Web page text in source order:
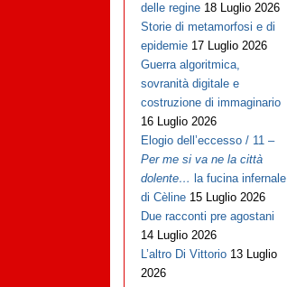
delle regine 18 Luglio 2026
Storie di metamorfosi e di
epidemie 17 Luglio 2026
Guerra algoritmica,
sovranità digitale e
costruzione di immaginario
16 Luglio 2026
Elogio dell’eccesso / 11 –
Per me si va ne la città
dolente… la fucina infernale
di Cèline 15 Luglio 2026
Due racconti pre agostani
14 Luglio 2026
L’altro Di Vittorio 13 Luglio
2026